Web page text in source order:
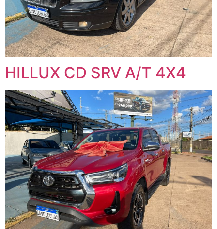
HILLUX CD SRV A/T 4X4